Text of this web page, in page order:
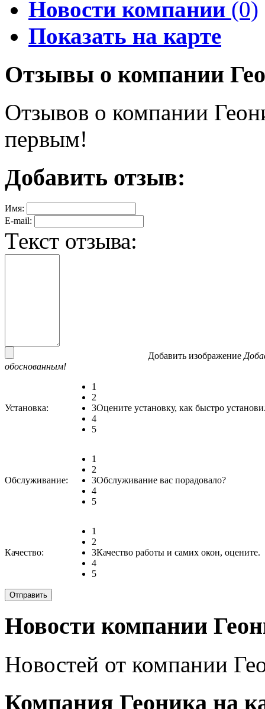
Новости компании (0)
Показать на карте
Отзывы о компании
Отзывов о компании
первым!
Добавить отзыв:
Имя:
E-mail:
Текст отзыва:
Добавить изображение
обоснованным!
Установка:
1
2
3
4
5
Оцените установку, как быстро
Обслуживание:
1
2
3
4
5
Обслуживание вас порадовало?
Качество:
1
2
3
4
5
Качество работы и самих окон, оцените.
Новости компании
Новостей от компании
Компания Геоника на